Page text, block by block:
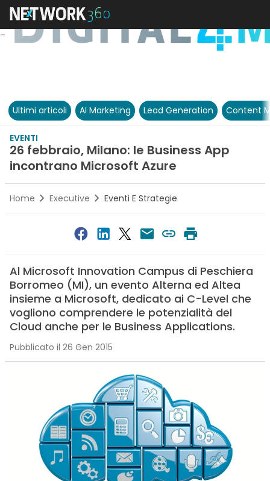
Ultimi articoli AI Marketing Lead Generation Content
EVENTI
26 febbraio, Milano: le Business App
incontrano Microsoft Azure
Home Executive Eventi E Strategie
Al Microsoft Innovation Campus di Peschiera
Borromeo (MI), un evento Alterna ed Altea
insieme a Microsoft, dedicato ai C-Level che
vogliono comprendere le potenzialità del
Cloud anche per le Business Applications.
Pubblicato il 26 Gen 2015